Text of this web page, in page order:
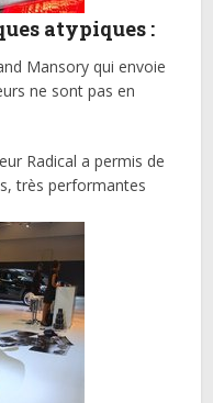
atypiques :
Mansory qui envoie
ne sont pas en
Radical a permis de
très performantes